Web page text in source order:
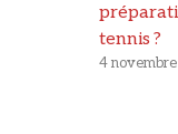
tennis ?
4